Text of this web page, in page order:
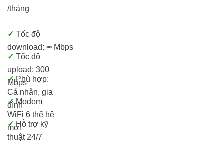
/tháng
✓ Tốc độ
download: ∞ Mbps
✓ Tốc độ
upload: 300
Mbps
✓Phù hợp:
Cá nhân, gia
đình
✓Modem
WiFi 6 thế hệ
mới
✓Hỗ trợ kỹ
thuật 24/7